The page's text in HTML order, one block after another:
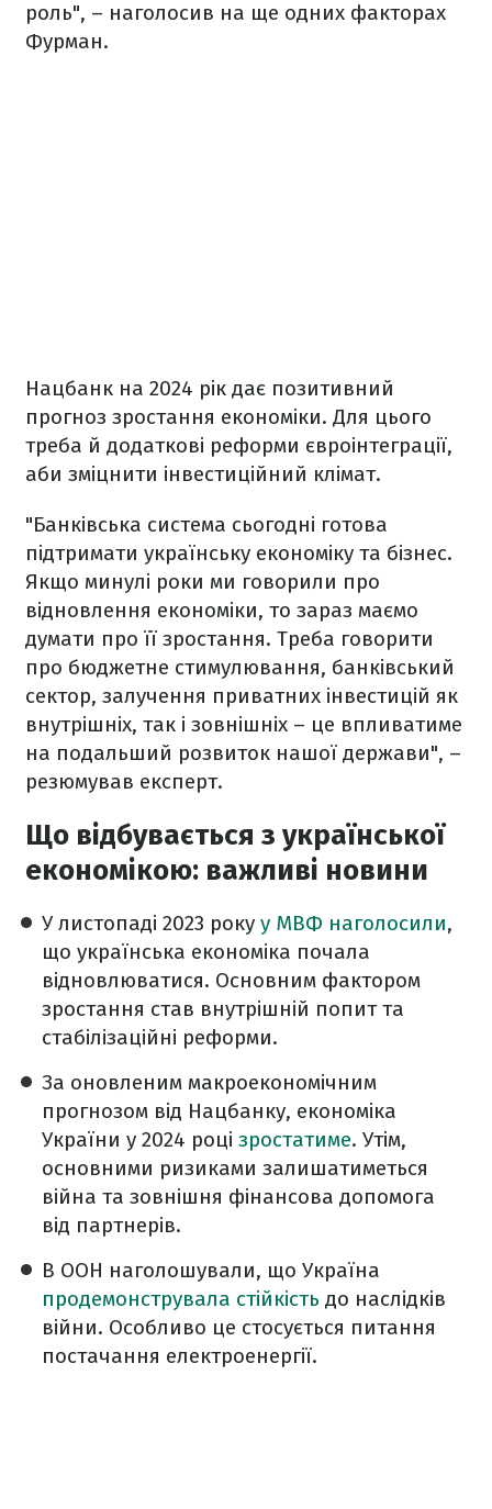
роль", – наголосив на ще одних факторах
Фурман.
Нацбанк на 2024 рік дає позитивний
прогноз зростання економіки. Для цього
треба й додаткові реформи євроінтеграції,
аби зміцнити інвестиційний клімат.
"Банківська система сьогодні готова
підтримати українську економіку та бізнес.
Якщо минулі роки ми говорили про
відновлення економіки, то зараз маємо
думати про її зростання. Треба говорити
про бюджетне стимулювання, банківський
сектор, залучення приватних інвестицій як
внутрішніх, так і зовнішніх – це впливатиме
на подальший розвиток нашої держави", –
резюмував експерт.
Що відбувається з української
економікою: важливі новини
У листопаді 2023 року у МВФ наголосили,
що українська економіка почала
відновлюватися. Основним фактором
зростання став внутрішній попит та
стабілізаційні реформи.
За оновленим макроекономічним
прогнозом від Нацбанку, економіка
України у 2024 році зростатиме. Утім,
основними ризиками залишатиметься
війна та зовнішня фінансова допомога
від партнерів.
В ООН наголошували, що Україна
продемонструвала стійкість до наслідків
війни. Особливо це стосується питання
постачання електроенергії.